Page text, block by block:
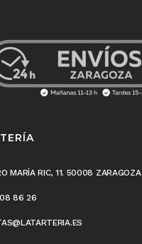
MARÍA RIC, 11. 50008 ZARAGOZA
86 26